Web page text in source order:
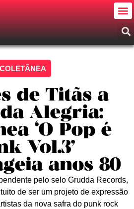
COLETÂNEA
de Titãs a
Alegria:
‘O Pop é
Vol.3’
anos 80
pelo selo Grudda Records,
de ser um projeto de expressão
da nova safra do punk rock